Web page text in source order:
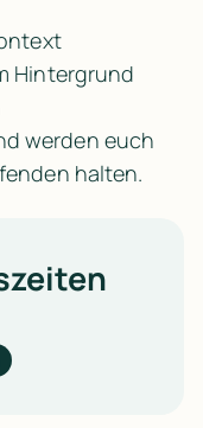
Hintergrund
werden euch
halten.